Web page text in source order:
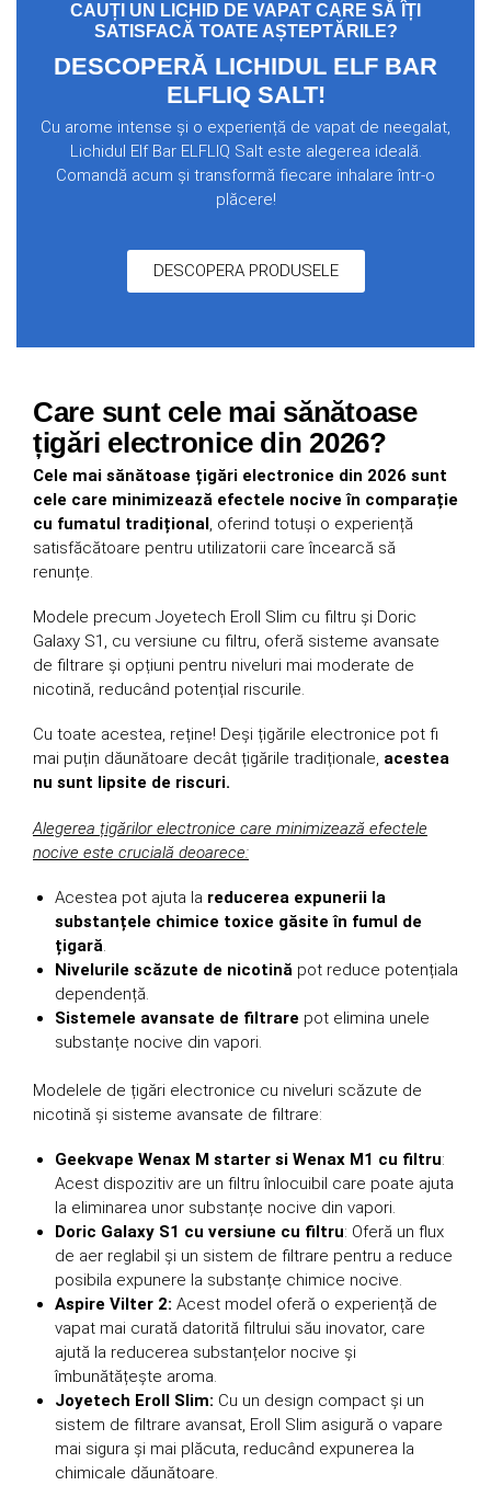
CAUȚI UN LICHID DE VAPAT CARE SĂ ÎȚI
SATISFACĂ TOATE AȘTEPTĂRILE?
DESCOPERĂ LICHIDUL ELF BAR
ELFLIQ SALT!
Cu arome intense și o experiență de vapat de neegalat,
Lichidul Elf Bar ELFLIQ Salt este alegerea ideală.
Comandă acum și transformă fiecare inhalare într-o
plăcere!
DESCOPERA PRODUSELE
Care sunt cele mai sănătoase
țigări electronice din 2026?
Cele mai sănătoase țigări electronice din 2026 sunt
cele care minimizează efectele nocive în comparație
cu fumatul tradițional , oferind totuși o experiență
satisfăcătoare pentru utilizatorii care încearcă să
renunțe.
Modele precum Joyetech Eroll Slim cu filtru și Doric
Galaxy S1, cu versiune cu filtru, oferă sisteme avansate
de filtrare și opțiuni pentru niveluri mai moderate de
nicotină, reducând potențial riscurile.
Cu toate acestea, reține! Deși țigările electronice pot fi
mai puțin dăunătoare decât țigările tradiționale, acestea
nu sunt lipsite de riscuri.
Alegerea țigărilor electronice care minimizează efectele
nocive este crucială deoarece:
Acestea pot ajuta la reducerea expunerii la
substanțele chimice toxice găsite în fumul de
țigară.
Nivelurile scăzute de nicotină pot reduce potențiala
dependență.
Sistemele avansate de filtrare pot elimina unele
substanțe nocive din vapori.
Modelele de țigări electronice cu niveluri scăzute de
nicotină și sisteme avansate de filtrare:
Geekvape Wenax M starter si Wenax M1 cu filtru:
Acest dispozitiv are un filtru înlocuibil care poate ajuta
la eliminarea unor substanțe nocive din vapori.
Doric Galaxy S1 cu versiune cu filtru: Oferă un flux
de aer reglabil și un sistem de filtrare pentru a reduce
posibila expunere la substanțe chimice nocive.
Aspire Vilter 2: Acest model oferă o experiență de
vapat mai curată datorită filtrului său inovator, care
ajută la reducerea substanțelor nocive și
îmbunătățește aroma.
Joyetech Eroll Slim: Cu un design compact și un
sistem de filtrare avansat, Eroll Slim asigură o vapare
mai sigura și mai plăcuta, reducând expunerea la
chimicale dăunătoare.